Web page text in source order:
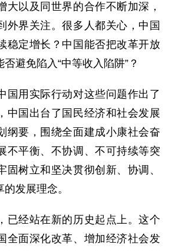
大以及同世界的合作不断加深，
外界关注。很多人都关心，中国
稳定增长？中国能否把改革开放
避免陷入“中等收入陷阱”？
用实际行动对这些问题作出了
中国出台了国民经济和社会发展
纲要，围绕全面建成小康社会奋
不平衡、不协调、不可持续等突
固树立和坚决贯彻创新、协调、
发展理念。
经站在新的历史起点上。这个
全面深化改革、增加经济社会发